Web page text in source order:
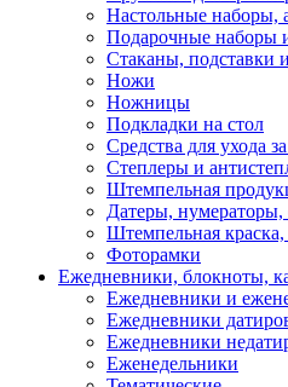
Настольные наборы,
Подарочные наборы
Стаканы, подставки
Ножи
Ножницы
Подкладки на стол
Средства для ухода
Степлеры и
Штемпельная
Датеры,
Штемпельная
Фоторамки
Ежедневники, блокноты,
Ежедневники и
Ежедневники
Ежедневники
Еженедельники